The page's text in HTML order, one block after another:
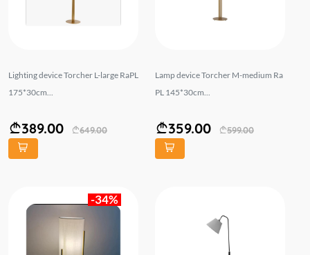
Lighting device Torcher L-large RaPL
175*30cm...
389.00 649.00
Lamp device Torcher M-medium Ra
PL 145*30cm...
359.00 599.00
-34%